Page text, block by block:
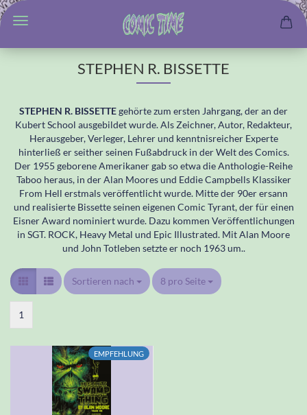
STEPHEN R. BISSETTE
STEPHEN R. BISSETTEgehörte zum ersten Jahrgang, der an der
Kubert School ausgebildet wurde. Als Zeichner, Autor, Redakteur,
Herausgeber, Verleger, Lehrer und kenntnisreicher Experte
hinterließ er seither seinen Fußabdruck in der Welt des Comics.
Der 1955 geborene Amerikaner gab so etwa die Anthologie-Reihe
Taboo heraus, in der Alan Moores und Eddie Campbells Klassiker
From Hell erstmals veröffentlicht wurde. Mitte der 90er ersann
und realisierte Bissette seinen eigenen Comic Tyrant, der für einen
Eisner Award nominiert wurde. Dazu kommen Veröffentlichungen
in SGT. ROCK, Heavy Metal und Epic Illustrated. Mit Alan Moore
und John Totleben setzte er noch 1963 um..
Sortieren nach
Sortieren nach 8 pro Seite
pro Seite
1
EMPFEHLUNG